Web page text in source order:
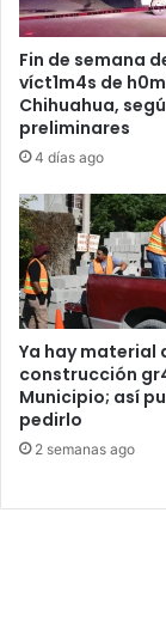
Fin de semana
víct1m4s de
Chihuahua,
preliminares
4 días ago
Ya hay material
construcción
Municipio; así
pedirlo
2 semanas ago